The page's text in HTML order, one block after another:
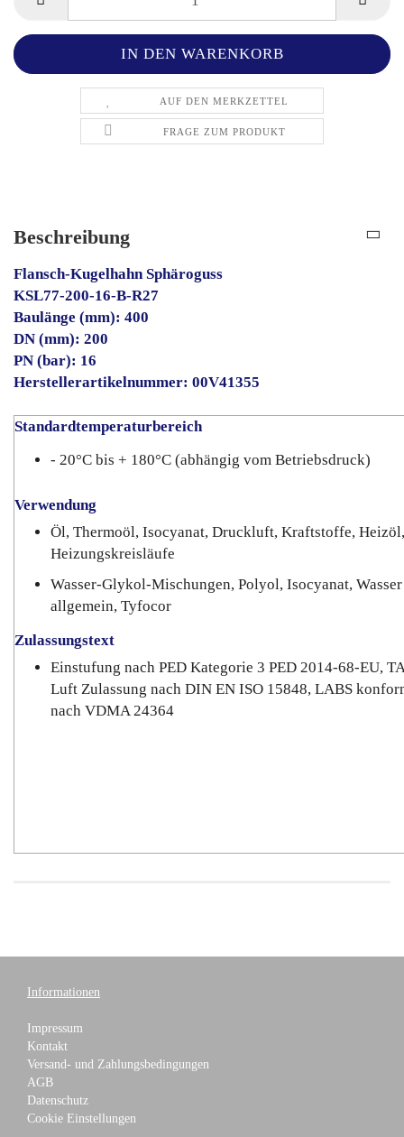
AUF DEN MERKZETTEL
FRAGE ZUM PRODUKT
Beschreibung
Flansch-Kugelhahn Sphäroguss
KSL77-200-16-B-R27
Baulänge (mm): 400
DN (mm): 200
PN (bar): 16
Herstellerartikelnummer: 00V41355
Standardtemperaturbereich
- 20°C bis + 180°C (abhängig vom Betriebsdruck)
Verwendung
Öl, Thermoöl, Isocyanat, Druckluft, Kraftstoffe, Heizöl,
Heizungskreisläufe
Wasser-Glykol-Mischungen, Polyol, Isocyanat, Wasser
allgemein, Tyfocor
Zulassungstext
Einstufung nach PED Kategorie 3 PED 2014-68-EU,
Luft Zulassung nach DIN EN ISO 15848, LABS
nach VDMA 24364
Informationen
Impressum
Kontakt
Versand- und Zahlungsbedingungen
AGB
Datenschutz
Cookie Einstellungen